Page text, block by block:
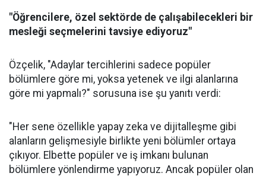
"Öğrencilere, özel sektörde de çalışabilecekleri bir
mesleği seçmelerini tavsiye ediyoruz"
Özçelik, "Adaylar tercihlerini sadece popüler
bölümlere göre mi, yoksa yetenek ve ilgi alanlarına
göre mi yapmalı?" sorusuna ise şu yanıtı verdi:
"Her sene özellikle yapay zeka ve dijitalleşme gibi
alanların gelişmesiyle birlikte yeni bölümler ortaya
çıkıyor. Elbette popüler ve iş imkanı bulunan
bölümlere yönlendirme yapıyoruz. Ancak popüler olan